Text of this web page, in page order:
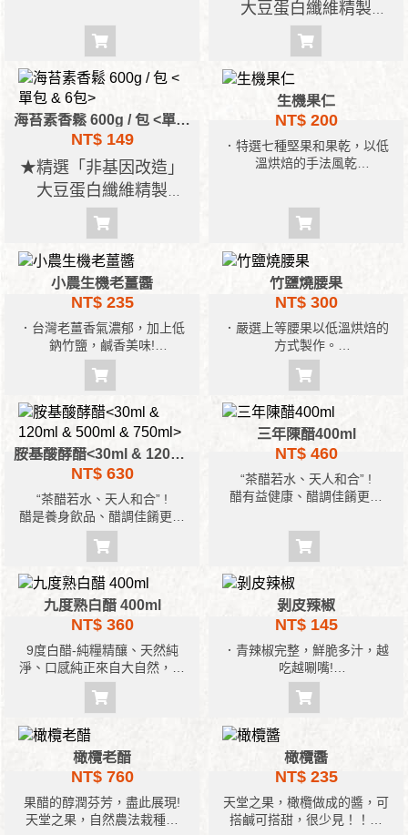
心調製 。
3. 不含防腐劑、人工色素及香
料 ，吃得安心。
4. 口感青脆順口, 是素食者三餐
良伴。
5. 已上市10幾年, 消費者滿意度
甚高。
大豆蛋白纖維精製
★無添加人工味精防腐
劑
★獨門佐料配方滷製，
傳承多年的好滋味
★適合全家人平時休閒
食用或餽贈親友
★通過ISO22000等多項
海苔素香鬆 600g / 包 <單包 & 6包>
NT$ 149
★精選「非基因改造」
大豆蛋白纖維精製
★無添加人工味精防腐
劑
★獨門佐料配方滷製，
傳承多年的好滋味
★適合全家人平時休閒
食用或餽贈親友
★通過ISO22000等多項
食品認證
生機果仁
NT$ 200
．特選七種堅果和果乾，以低
溫烘焙的手法風乾
一口
．口感豐富的堅果和果乾，非
小農生機老薑醬
NT$ 235
．台灣老薑香氣濃郁，加上低
鈉竹鹽，鹹香美味!
．添加含玉米、高麗菜、松茸
的蔬果粉，鮮味十足!
化學香精!
竹鹽燒腰果
NT$ 300
．嚴選上等腰果以低溫烘焙的
方式製作。
．腰果味道甘甜，添加三烤竹
鹽低溫增添風味。
含微量元素與礦物質，有益健
康的好滋味。
胺基酸酵醋<30ml & 120ml & 500ml & 750ml>
NT$ 630
“茶醋若水、天人和合” !
醋是養身飲品、醋調佳餚更美
味、醋讓生活美好，胺基酸酵
醋是純天然的胺基酸五穀雜糧
三年陳醋400ml
NT$ 460
“茶醋若水、天人和合” !
醋有益健康、醋調佳餚更美
胺基酸酵醋是純天然的胺基酸
五穀雜糧古法陳釀工藝。
82種純手工釀製擁有18種胺基
酸、13種益菌。
九度熟白醋 400ml
NT$ 360
9度白醋-純糧精釀、天然純
淨、口感純正來自大自然，北
大方優質的地理環境、孕育出
優質的大米釀製而成。
剝皮辣椒
NT$ 145
．青辣椒完整，鮮脆多汁，越
吃越唰嘴!
．選用台灣小農青辣椒，新鮮
美味吃得到!
吃得更安心!
橄欖老醋
NT$ 760
果醋的醇潤芬芳，盡此展現!
天堂之果，自然農法栽種橄
橄欖醬
NT$ 235
天堂之果，橄欖做成的醬，可
搭鹹可搭甜，很少見！！！